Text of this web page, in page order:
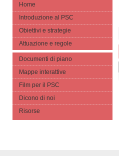
Home
Introduzione al PSC
Obiettivi e strategie
Attuazione e regole
Documenti di piano
Mappe interattive
Film per il PSC
Dicono di noi
Risorse